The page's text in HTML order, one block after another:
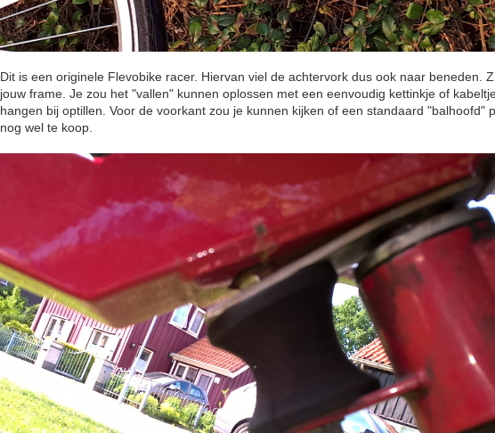
Dit is een originele Flevobike racer. Hiervan viel de achtervork dus ook naar beneden.
jouw frame. Je zou het "vallen" kunnen oplossen met een eenvoudig kettinkje of
hangen bij optillen. Voor de voorkant zou je kunnen kijken of een standaard "balhoofd"
nog wel te koop.